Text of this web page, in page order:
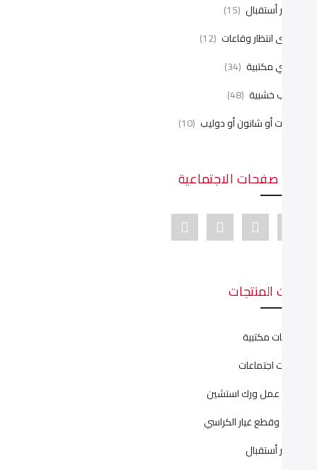
أستقبال (15)
انتظار وقاعات (12)
مكتبية (34)
خشبية (48)
أو شانون أو دوليب (10)
صفحات الاجتماعية
Facebook link
Instagram link
Pinterest link
Youtube link
المنتجات
مكتبية
اجتماعات
عمل ورك استشين
وقطع غيار الكراسي
أستقبال